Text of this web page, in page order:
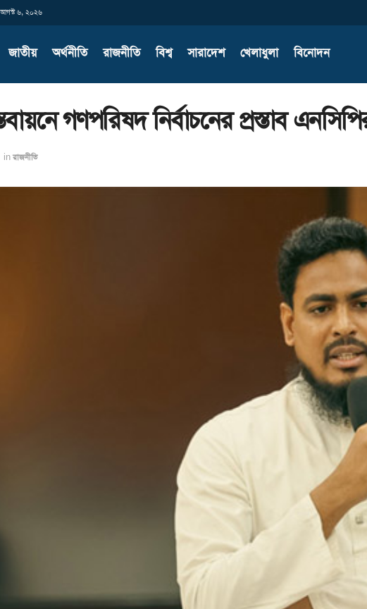
আগস্ট ৬, ২০২৬
জাতীয় অর্থনীতি রাজনীতি বিশ্ব সারাদেশ খেলাধুলা বিনোদন
গণপরিষদ নির্বাচনের প্রস্তাব
in রাজনীতি